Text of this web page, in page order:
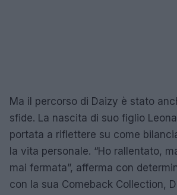
Ma il percorso di Daizy è stato
sfide. La nascita di suo figlio
portata a riflettere su come
la vita personale. “Ho rallentato,
mai fermata”, afferma con
con la sua Comeback Collection,